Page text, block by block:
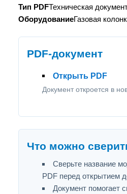
Тип PDFТехническая
ОборудованиеГазовая
PDF-документ
Открыть PDF
Документ откроется в
Что можно
Сверьте название
PDF перед открытием
Документ помогает